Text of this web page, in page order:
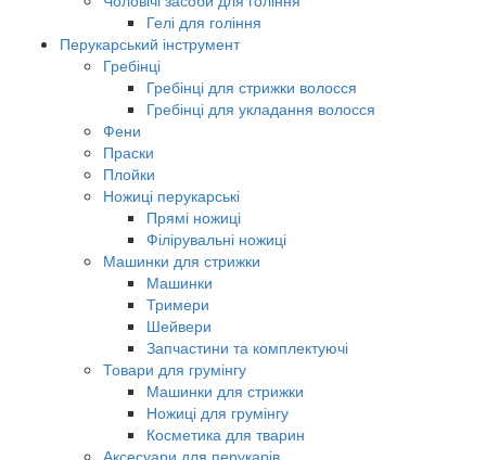
Гелі для гоління
Перукарський інструмент
Гребінці
Гребінці для стрижки волосся
Гребінці для укладання волосся
Фени
Праски
Плойки
Ножиці перукарські
Прямі ножиці
Філірувальні ножиці
Машинки для стрижки
Машинки
Тримери
Шейвери
Запчастини та комплектуючі
Товари для грумінгу
Машинки для стрижки
Ножиці для грумінгу
Косметика для тварин
Аксесуари для перукарів